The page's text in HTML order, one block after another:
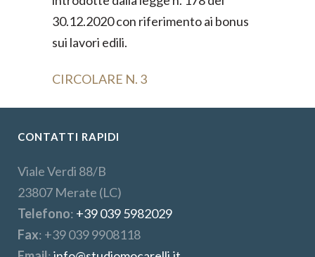
30.12.2020 con riferimento ai bonus
sui lavori edili.
CIRCOLARE N. 3
CONTATTI RAPIDI
Viale Verdi 88/B
23807 Merate (LC)
Telefono: +39 039 5982029
Fax: +39 039 9908118